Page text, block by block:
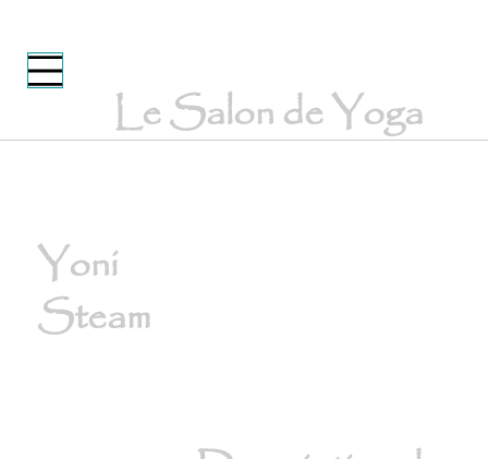
Le Salon de Yoga
Yoni
Steam